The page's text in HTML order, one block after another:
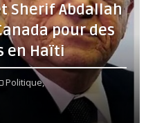
Sherif Abdallah
pour des
en Haïti
Politique,